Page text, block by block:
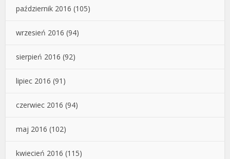
październik 2016 (105)
wrzesień 2016 (94)
sierpień 2016 (92)
lipiec 2016 (91)
czerwiec 2016 (94)
maj 2016 (102)
kwiecień 2016 (115)